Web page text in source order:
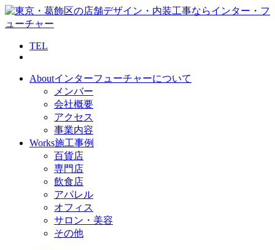
TEL
Aboutインターフューチャーについて
メンバー
会社概要
アクセス
事業内容
Works施工事例
百貨店
専門店
飲食店
アパレル
オフィス
サロン・美容
その他